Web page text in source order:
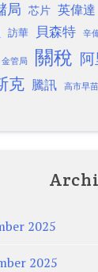
局 芯片 英偉達
訪華 貝森特 辛
金管局 關稅
克 騰訊 高市早苗
2025
2025